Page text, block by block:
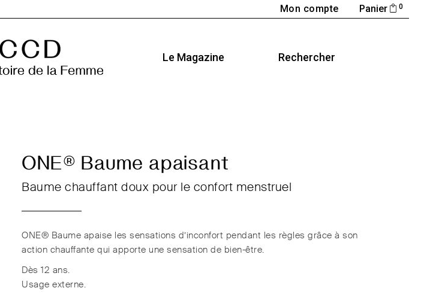
Mon compte Panier 0
Le Magazine Rechercher
ONE® Baume apaisant
Baume chauffant doux pour le confort menstruel
ONE® Baume apaise les sensations d’inconfort pendant les règles grâce à son
action chauffante qui apporte une sensation de bien-être.
Dès 12 ans.
Usage externe.